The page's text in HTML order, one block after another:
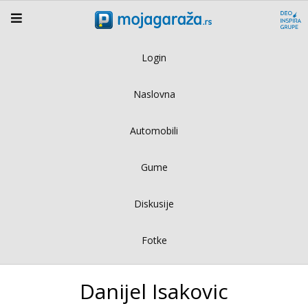
Login
Naslovna
Automobili
Gume
Diskusije
Fotke
Danijel Isakovic